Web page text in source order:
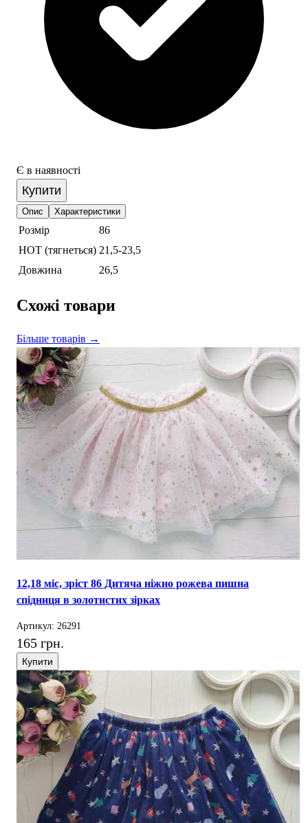
Є в наявності
Купити
Опис Характеристики
Розмір
86
НОТ (тягнеться) 21,5-23,5
Довжина
26,5
Схожі товари
Більше товарів →
12,18 міс, зріст 86 Дитяча ніжно рожева пишна
спідниця в золотистих зірках
Артикул: 26291
165 грн.
Купити